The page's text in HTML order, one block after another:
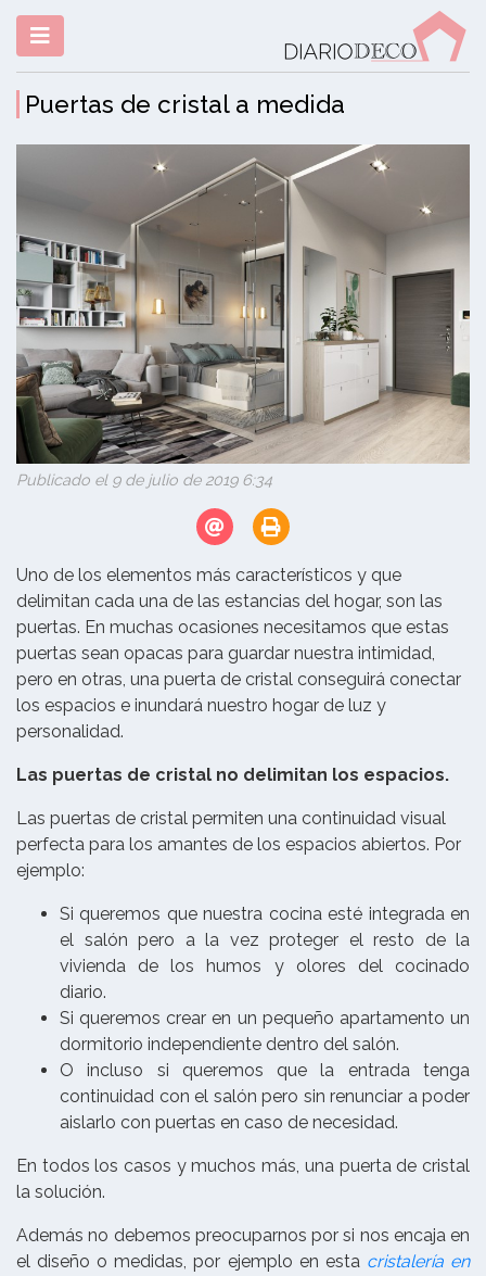
Puertas de cristal a medida
Publicado el 9 de julio de 2019 6:34
Uno de los elementos más característicos y que
delimitan cada una de las estancias del hogar, son las
puertas. En muchas ocasiones necesitamos que estas
puertas sean opacas para guardar nuestra intimidad,
pero en otras, una puerta de cristal conseguirá conectar
los espacios e inundará nuestro hogar de luz y
personalidad.
Las puertas de cristal no delimitan los espacios.
Las puertas de cristal permiten una continuidad visual
perfecta para los amantes de los espacios abiertos. Por
ejemplo:
Si queremos que nuestra cocina esté integrada en
el salón pero a la vez proteger el resto de la
vivienda de los humos y olores del cocinado
diario.
Si queremos crear en un pequeño apartamento un
dormitorio independiente dentro del salón.
O incluso si queremos que la entrada tenga
continuidad con el salón pero sin renunciar a poder
aislarlo con puertas en caso de necesidad.
En todos los casos y muchos más, una puerta de cristal
la solución.
Además no debemos preocuparnos por si nos encaja en
el diseño o medidas, por ejemplo en esta cristalería en